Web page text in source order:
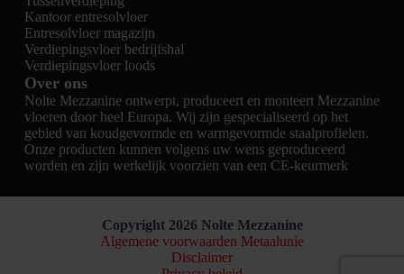
Kantoor entresolvloer
Entresolvloer magazijn
Verdiepingsvloer bedrijfshal
Verdiepingsvloer loods
Over ons
Nolte Mezzanine ontwerpt, produceert en monteert Mezzanine
vloeren door heel Europa. Wij zijn gespecialiseerd op het
gebied van koudgevormde en warmgevormde staalprofielen.
Onze producten kunnen volgens uw wens geproduceerd
worden en zijn werkelijk voorzien van een CE-keurmerk
Copyright 2026 Nolte Mezzanine
Algemene voorwaarden Metaalunie
Disclaimer